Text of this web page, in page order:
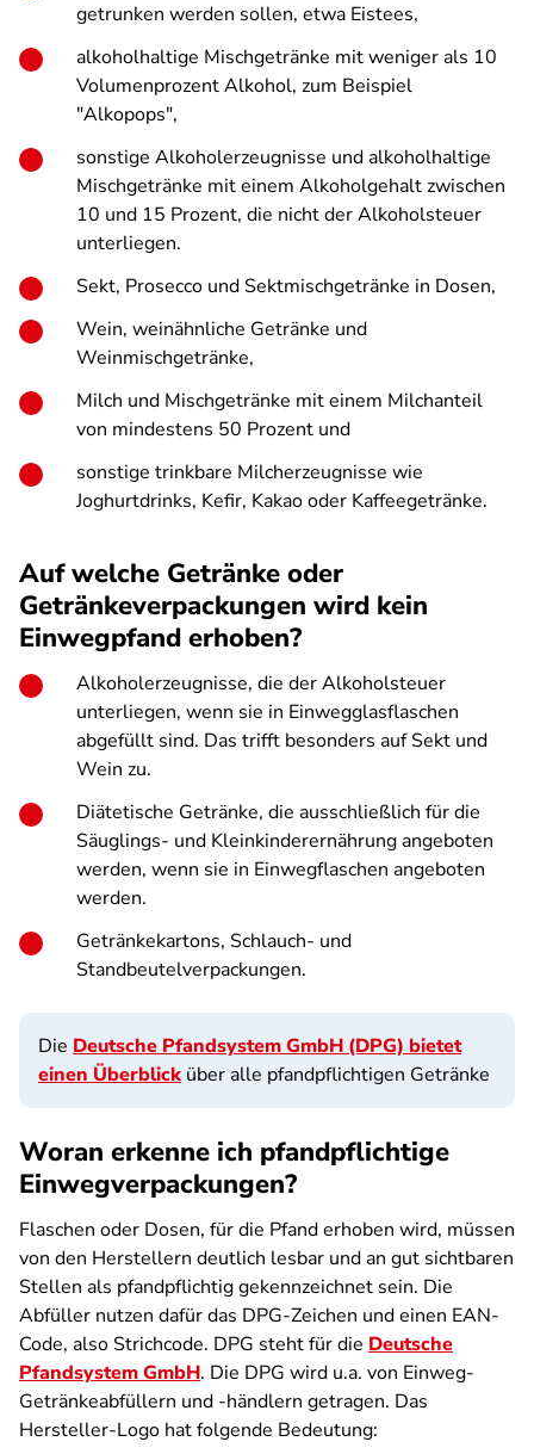
getrunken werden sollen, etwa Eistees,
alkoholhaltige Mischgetränke mit weniger als 10
Volumenprozent Alkohol, zum Beispiel
"Alkopops",
sonstige Alkoholerzeugnisse und alkoholhaltige
Mischgetränke mit einem Alkoholgehalt zwischen
10 und 15 Prozent, die nicht der Alkoholsteuer
unterliegen.
Sekt, Prosecco und Sektmischgetränke in Dosen,
Wein, weinähnliche Getränke und
Weinmischgetränke,
Milch und Mischgetränke mit einem Milchanteil
von mindestens 50 Prozent und
sonstige trinkbare Milcherzeugnisse wie
Joghurtdrinks, Kefir, Kakao oder Kaffeegetränke.
Auf welche Getränke oder
Getränkeverpackungen wird kein
Einwegpfand erhoben?
Alkoholerzeugnisse, die der Alkoholsteuer
unterliegen, wenn sie in Einwegglasflaschen
abgefüllt sind. Das trifft besonders auf Sekt und
Wein zu.
Diätetische Getränke, die ausschließlich für die
Säuglings- und Kleinkinderernährung angeboten
werden, wenn sie in Einwegflaschen angeboten
werden.
Getränkekartons, Schlauch- und
Standbeutelverpackungen.
Die Deutsche Pfandsystem GmbH (DPG) bietet
einen Überblick über alle pfandpflichtigen Getränke
Woran erkenne ich pfandpflichtige
Einwegverpackungen?
Flaschen oder Dosen, für die Pfand erhoben wird, müssen
von den Herstellern deutlich lesbar und an gut sichtbaren
Stellen als pfandpflichtig ge­kennzeichnet sein. Die
Abfüller nutzen dafür das DPG-Zeichen und einen EAN-
Code, also Strichcode. DPG steht für die Deutsche
Pfandsystem GmbH. Die DPG wird u.a. von Einweg-
Getränkeabfüllern und -händlern getragen. Das
Hersteller-Logo hat folgende Bedeutung: